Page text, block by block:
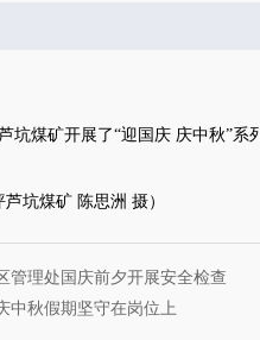
坑煤矿开展了“迎国庆 庆中秋”
芦坑煤矿 陈思洲 摄）
管理处国庆前夕开展安全检查
中秋假期坚守在岗位上